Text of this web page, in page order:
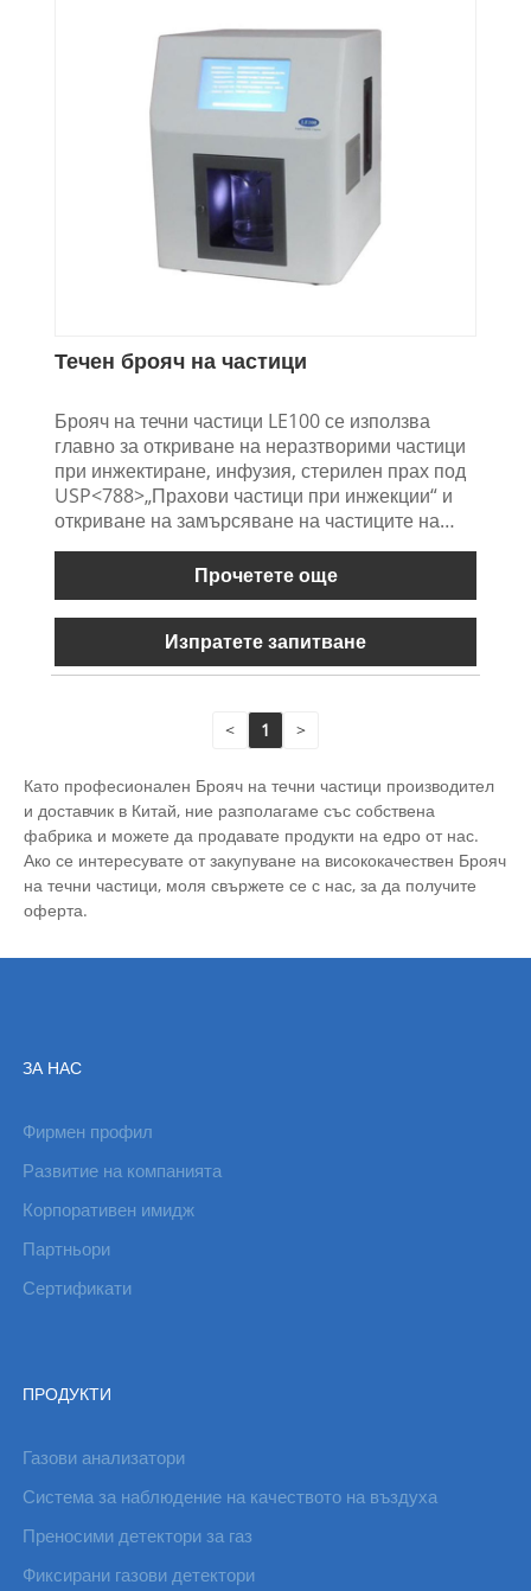
Течен брояч на частици
Брояч на течни частици LE100 се използва
главно за откриване на неразтворими частици
при инжектиране, инфузия, стерилен прах под
USP<788>„Прахови частици при инжекции“ и
откриване на замърсяване на частиците на
инфузионно оборудване, оборудване за
анестезия, медицински опаковъчни материали.
Може да се използва и за откриване на
частици в органични, цветни и прозрачни течни
проби на маслена основа. Ние осигуряваме
сервира за газов детектор OEM/ODM.
Прочетете още
Изпратете запитване
< 1 >
Като професионален Брояч на течни частици производител
и доставчик в Китай, ние разполагаме със собствена
фабрика и можете да продавате продукти на едро от нас.
Ако се интересувате от закупуване на висококачествен Брояч
на течни частици, моля свържете се с нас, за да получите
оферта.
ЗА НАС
Фирмен профил
Развитие на компанията
Корпоративен имидж
Партньори
Сертификати
ПРОДУКТИ
Газови анализатори
Система за наблюдение на качеството на въздуха
Преносими детектори за газ
Фиксирани газови детектори